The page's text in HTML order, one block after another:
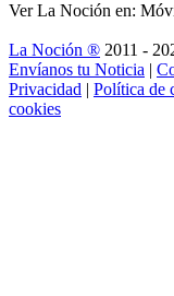
Ver La Noción en:
La Noción ® 2011 -
Envíanos tu Noticia |
Privacidad | Política de
cookies